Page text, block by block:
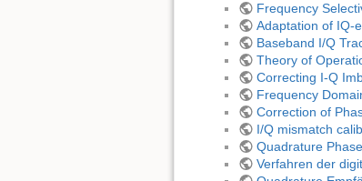
Frequency
Adaptation of IQ-
Baseband I/Q
Theory of
Correcting I-Q
Frequency
Correction of
I/Q mismatch
Quadrature
Verfahren der